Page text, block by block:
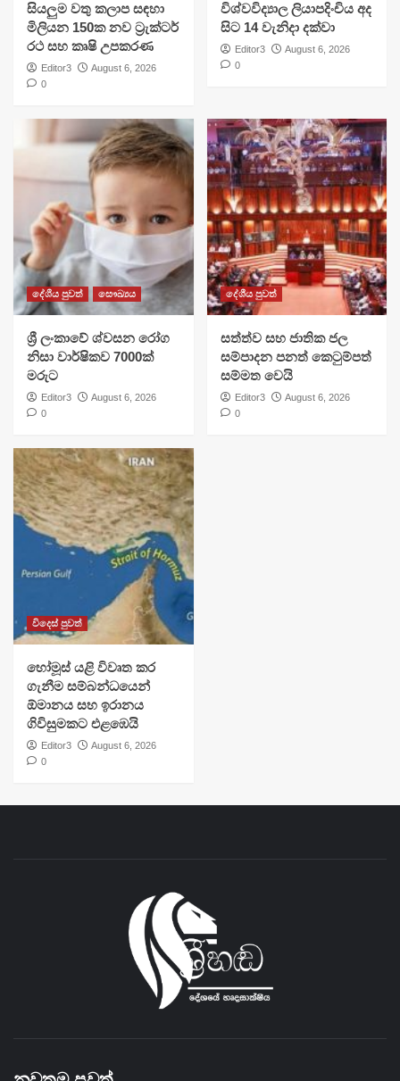
සියලුම වතු කලාප සඳහා
මිලියන 150ක නව ට්‍රැක්ටර්
රථ සහ කෘෂි උපකරණ
Editor3
August 6, 2026
0
විශ්වවිද්‍යාල ලියාපදිංචිය අද
සිට 14 වැනිදා දක්වා
Editor3
August 6, 2026
0
දේශීය පුවත් සෞඛ්‍යය
ශ්‍රී ලංකාවේ ශ්වසන රෝග
නිසා වාර්ෂිකව 7000ක්
මරුට
Editor3
August 6, 2026
0
දේශීය පුවත්
සත්ත්ව සහ ජාතික ජල
සම්පාදන පනත් කෙටුම්පත්
සම්මත වෙයි
Editor3
August 6, 2026
0
විදෙස් පුවත්
හෝමූස් යළි විවෘත කර
ගැනීම සම්බන්ධයෙන්
ඕමානය සහ ඉරානය
ගිවිසුමකට එළඹෙයි
Editor3
August 6, 2026
0